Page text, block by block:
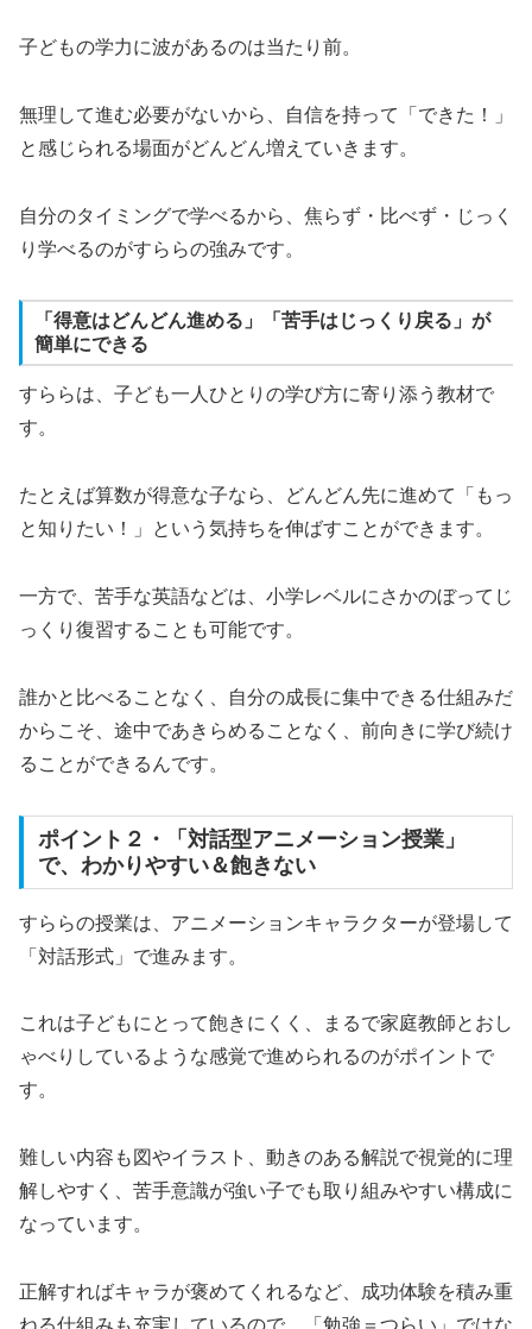
子どもの学力に波があるのは当たり前。
無理して進む必要がないから、自信を持って「できた！」
と感じられる場面がどんどん増えていきます。
自分のタイミングで学べるから、焦らず・比べず・じっく
り学べるのがすららの強みです。
「得意はどんどん進める」「苦手はじっくり戻る」が
簡単にできる
すららは、子ども一人ひとりの学び方に寄り添う教材で
す。
たとえば算数が得意な子なら、どんどん先に進めて「もっ
と知りたい！」という気持ちを伸ばすことができます。
一方で、苦手な英語などは、小学レベルにさかのぼってじ
っくり復習することも可能です。
誰かと比べることなく、自分の成長に集中できる仕組みだ
からこそ、途中であきらめることなく、前向きに学び続け
ることができるんです。
ポイント２・「対話型アニメーション授業」
で、わかりやすい＆飽きない
すららの授業は、アニメーションキャラクターが登場して
「対話形式」で進みます。
これは子どもにとって飽きにくく、まるで家庭教師とおし
ゃべりしているような感覚で進められるのがポイントで
す。
難しい内容も図やイラスト、動きのある解説で視覚的に理
解しやすく、苦手意識が強い子でも取り組みやすい構成に
なっています。
正解すればキャラが褒めてくれるなど、成功体験を積み重
ねる仕組みも充実しているので、「勉強＝つらい」ではな